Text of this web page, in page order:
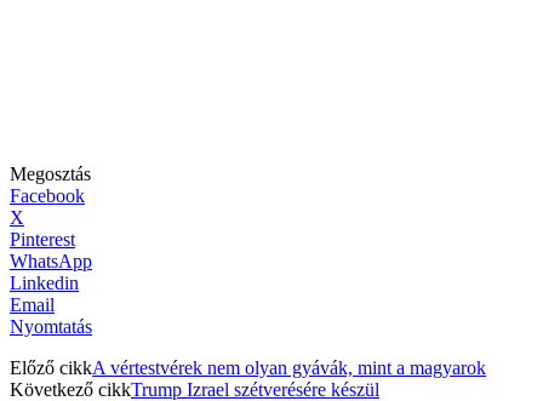
Megosztás
Facebook
X
Pinterest
WhatsApp
Linkedin
Email
Nyomtatás
Előző cikkA vértestvérek nem olyan gyávák, mint a magyarok
Következő cikkTrump Izrael szétverésére készül